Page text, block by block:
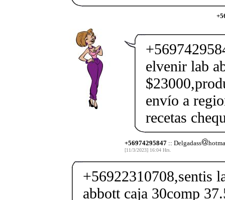
elvenir lab
envío a
recetas
+56974295847:: Delgadass
[11/3/2023] 16:04 Hrs.
+56922310708,sentis
abbott caja 30comp